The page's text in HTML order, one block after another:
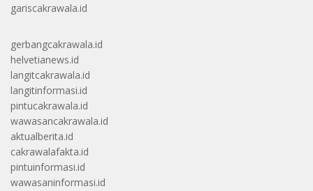
gariscakrawala.id
gerbangcakrawala.id
helvetianews.id
langitcakrawala.id
langitinformasi.id
pintucakrawala.id
wawasancakrawala.id
aktualberita.id
cakrawalafakta.id
pintuinformasi.id
wawasaninformasi.id